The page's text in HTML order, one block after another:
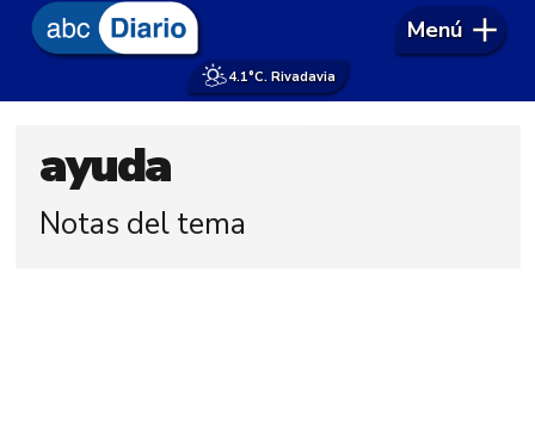
4.1°C. Rivadavia
Menú
ayuda
Notas del tema